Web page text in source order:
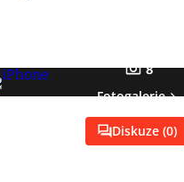
8
Fotogalerie
Diskuze (0)